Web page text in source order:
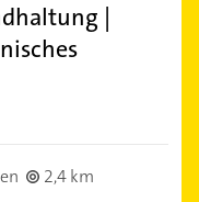
|
2,4 km